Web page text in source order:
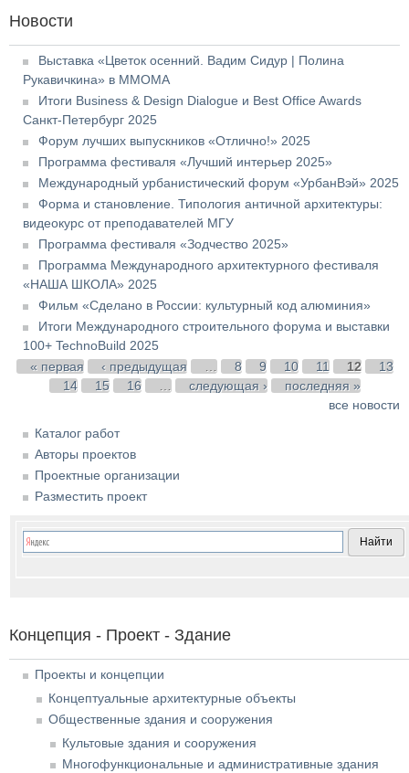
Новости
Выставка «Цветок осенний. Вадим Сидур | Полина
Рукавичкина» в ММОМА
Итоги Business & Design Dialogue и Best Office Awards
Санкт-Петербург 2025
Форум лучших выпускников «Отлично!» 2025
Программа фестиваля «Лучший интерьер 2025»
Международный урбанистический форум «УрбанВэй» 2025
Форма и становление. Типология античной архитектуры:
видеокурс от преподавателей МГУ
Программа фестиваля «Зодчество 2025»
Программа Международного архитектурного фестиваля
«НАША ШКОЛА» 2025
Фильм «Сделано в России: культурный код алюминия»
Итоги Международного строительного форума и выставки
100+ TechnoBuild 2025
Страницы
« первая ‹ предыдущая … 8 9 10 11 12
13
14
15 16 … следующая ›
последняя »
все новости
Каталог работ
Авторы проектов
Проектные организации
Разместить проект
Концепция - Проект - Здание
Проекты и концепции
Концептуальные архитектурные объекты
Общественные здания и сооружения
Культовые здания и сооружения
Многофункциональные и административные здания